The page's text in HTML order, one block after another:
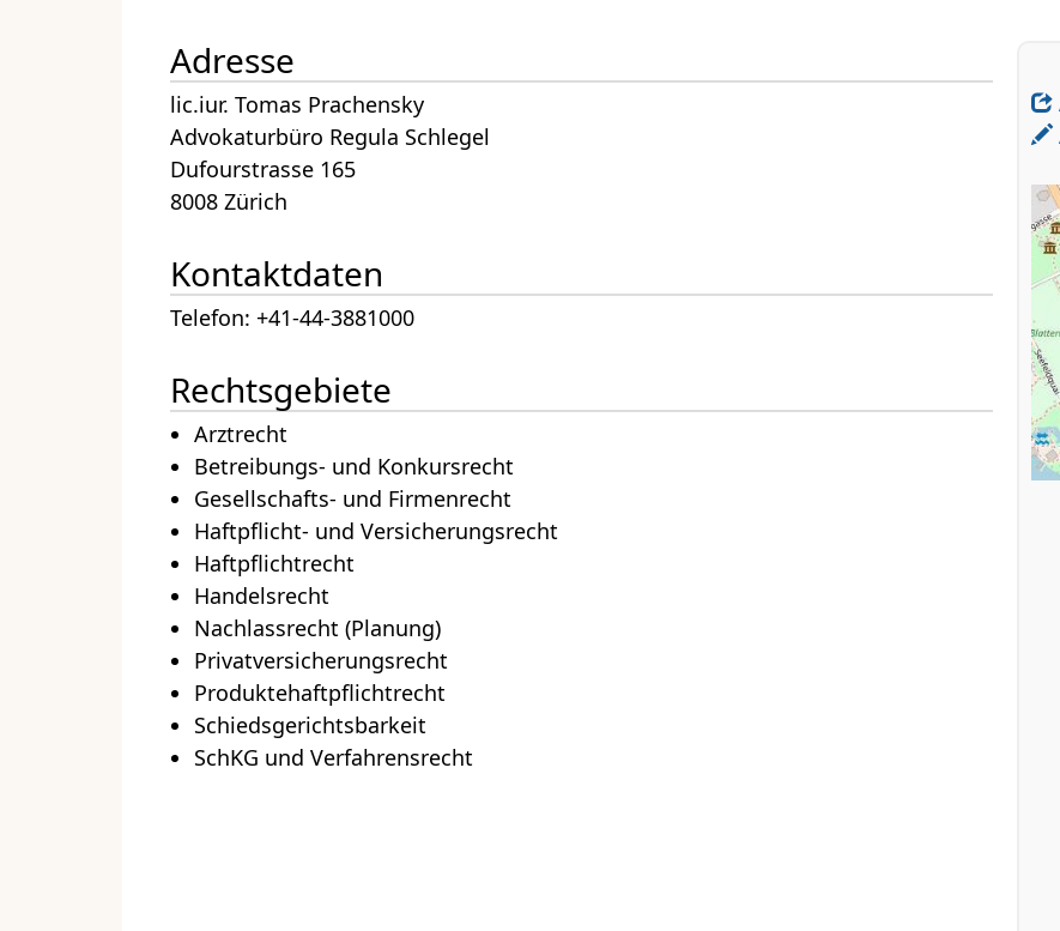
Adresse
lic.iur. Tomas Prachensky
Advokaturbüro Regula Schlegel
Dufourstrasse 165
8008 Zürich
Kontaktdaten
Telefon: +41-44-3881000
Rechtsgebiete
Arztrecht
Betreibungs- und Konkursrecht
Gesellschafts- und Firmenrecht
Haftpflicht- und Versicherungsrecht
Haftpflichtrecht
Handelsrecht
Nachlassrecht (Planung)
Privatversicherungsrecht
Produktehaftpflichtrecht
Schiedsgerichtsbarkeit
SchKG und Verfahrensrecht